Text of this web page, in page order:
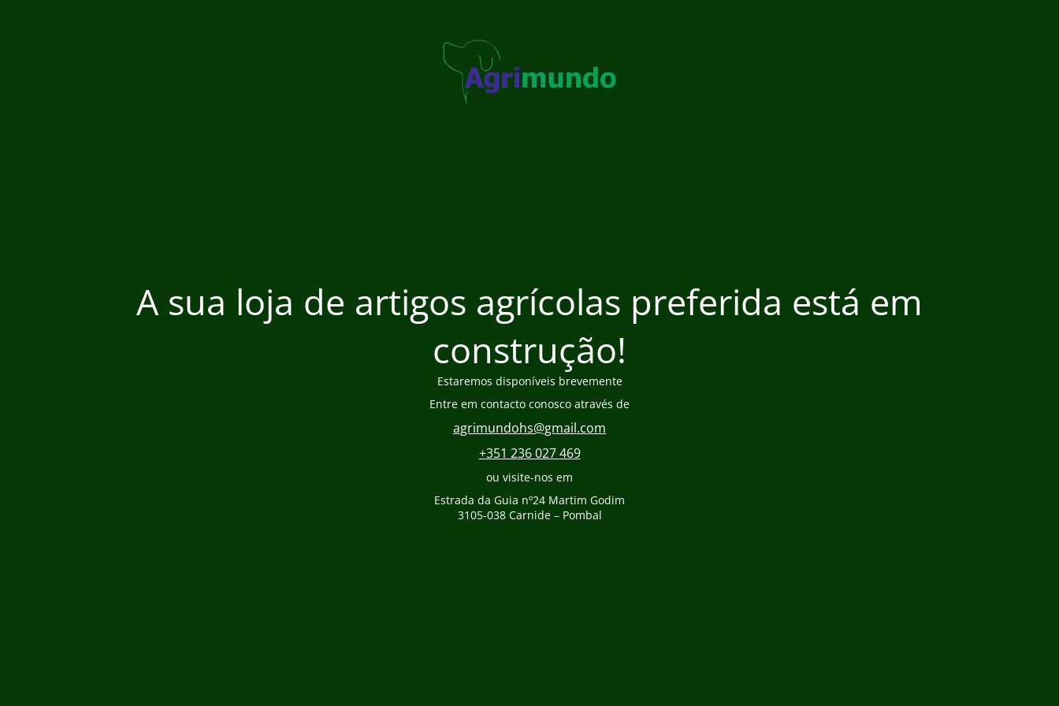
A sua loja de artigos agrícolas preferida está em
construção!
Estaremos disponíveis brevemente
Entre em contacto conosco através de
agrimundohs@gmail.com
+351 236 027 469
ou visite-nos em
Estrada da Guia nº24 Martim Godim
3105-038 Carnide – Pombal